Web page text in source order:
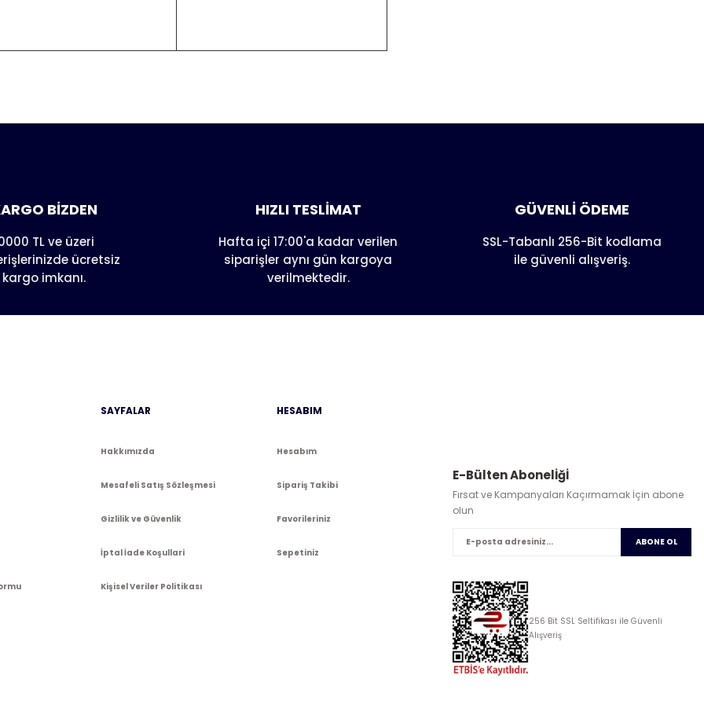
Yorum Yaz
Soru Sor
yetersiz gördüğünüz noktaları öneri formunu kullanarak
BİZDEN
TL ve üzeri
ücretsiz
kargo imkanı.
HIZLI TESLİMAT
Hafta içi 17:00'a kadar verilen
siparişler aynı gün kargoya
verilmektedir.
GÜVENLİ ÖDEME
SSL-Tabanlı 256-Bit kodlama
ile güvenli alışveriş.
SAYFALAR
Hakkımızda
Mesafeli Satış Sözleşmesi
Gizlilik ve Güvenlik
İptal İade Koşullari
Kişisel Veriler Politikası
HESABIM
Hesabım
Sipariş Takibi
Favorileriniz
Sepetiniz
E-Bülten Abonelİğİ
Fırsat ve Kampanyaları Kaçırmamak İçin abone
olun
ABONE OL
256 Bit SSL Seltifikası ile Güvenli
Alışveriş